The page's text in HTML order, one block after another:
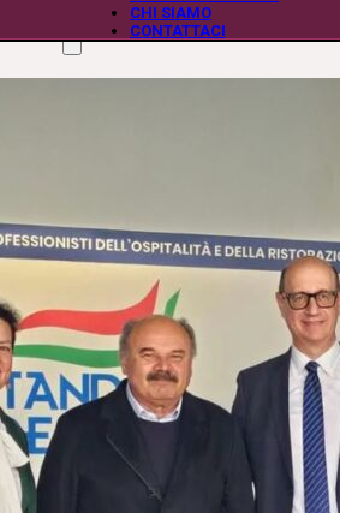
CHI SIAMO
CONTATTACI